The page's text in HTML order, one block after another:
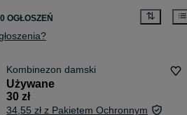
OGŁOSZEŃ
Kombinezon damski
Używane
30 zł
34,55 zł z Pakietem Ochronnym